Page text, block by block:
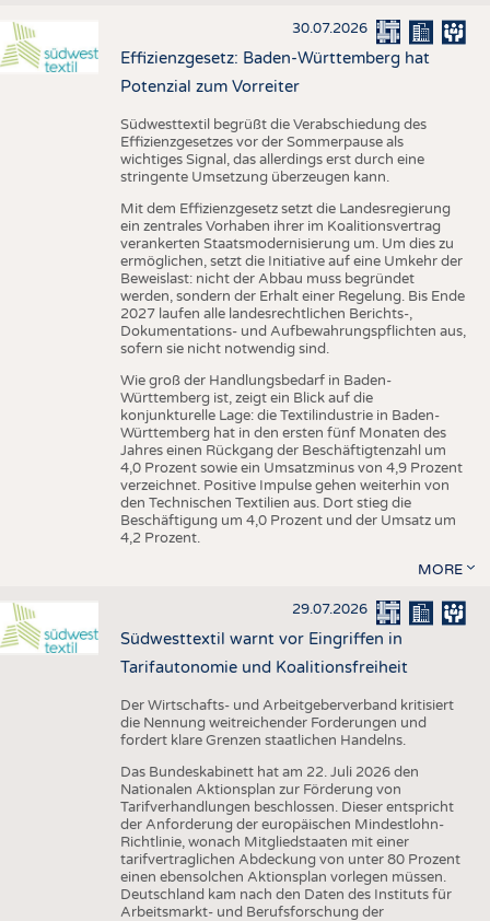
30.07.2026
Effizienzgesetz: Baden-Württemberg hat
Potenzial zum Vorreiter
Südwesttextil begrüßt die Verabschiedung des
Effizienzgesetzes vor der Sommerpause als
wichtiges Signal, das allerdings erst durch eine
stringente Umsetzung überzeugen kann.
Mit dem Effizienzgesetz setzt die Landesregierung
ein zentrales Vorhaben ihrer im Koalitionsvertrag
verankerten Staatsmodernisierung um. Um dies zu
ermöglichen, setzt die Initiative auf eine Umkehr der
Beweislast: nicht der Abbau muss begründet
werden, sondern der Erhalt einer Regelung. Bis Ende
2027 laufen alle landesrechtlichen Berichts-,
Dokumentations- und Aufbewahrungspflichten aus,
sofern sie nicht notwendig sind.
Wie groß der Handlungsbedarf in Baden-
Württemberg ist, zeigt ein Blick auf die
konjunkturelle Lage: die Textilindustrie in Baden-
Württemberg hat in den ersten fünf Monaten des
Jahres einen Rückgang der Beschäftigtenzahl um
4,0 Prozent sowie ein Umsatzminus von 4,9 Prozent
verzeichnet. Positive Impulse gehen weiterhin von
den Technischen Textilien aus. Dort stieg die
Beschäftigung um 4,0 Prozent und der Umsatz um
4,2 Prozent.
MORE
29.07.2026
Südwesttextil warnt vor Eingriffen in
Tarifautonomie und Koalitionsfreiheit
Der Wirtschafts- und Arbeitgeberverband kritisiert
die Nennung weitreichender Forderungen und
fordert klare Grenzen staatlichen Handelns.
Das Bundeskabinett hat am 22. Juli 2026 den
Nationalen Aktionsplan zur Förderung von
Tarifverhandlungen beschlossen. Dieser entspricht
der Anforderung der europäischen Mindestlohn-
Richtlinie, wonach Mitgliedstaaten mit einer
tarifvertraglichen Abdeckung von unter 80 Prozent
einen ebensolchen Aktionsplan vorlegen müssen.
Deutschland kam nach den Daten des Instituts für
Arbeitsmarkt- und Berufsforschung der